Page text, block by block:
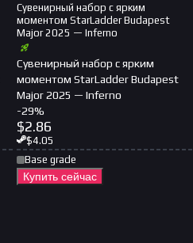
Сувенирный набор с ярким
моментом StarLadder Budapest
Major 2025 — Inferno
Сувенирный набор с ярким
моментом StarLadder Budapest
Major 2025 — Inferno
-29%
$2.86
$4.05
Base grade
Купить сейчас